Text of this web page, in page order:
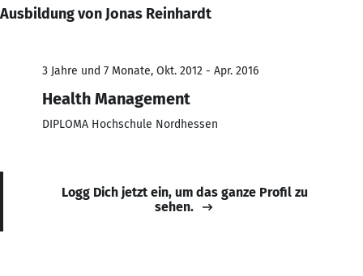
Ausbildung von Jonas Reinhardt
3 Jahre und 7 Monate, Okt. 2012 - Apr. 2016
Health Management
DIPLOMA Hochschule Nordhessen
Logg Dich jetzt ein, um das ganze Profil zu
sehen.